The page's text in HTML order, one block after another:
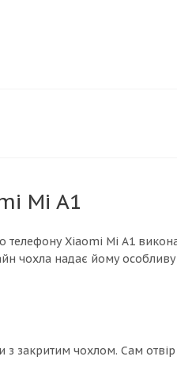
Mi A1
Xiaomi Mi A1
чохла надає йому особливу
закритим чохлом. Сам